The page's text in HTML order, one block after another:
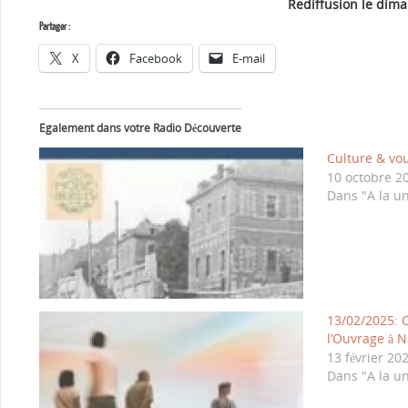
Rediffusion le
Partager :
X Facebook E-mail
Egalement dans votre Radio Découverte
Culture &
10 octobre
Dans "A la
13/02/2025:
l’Ouvrage à
13 février
Dans "A la